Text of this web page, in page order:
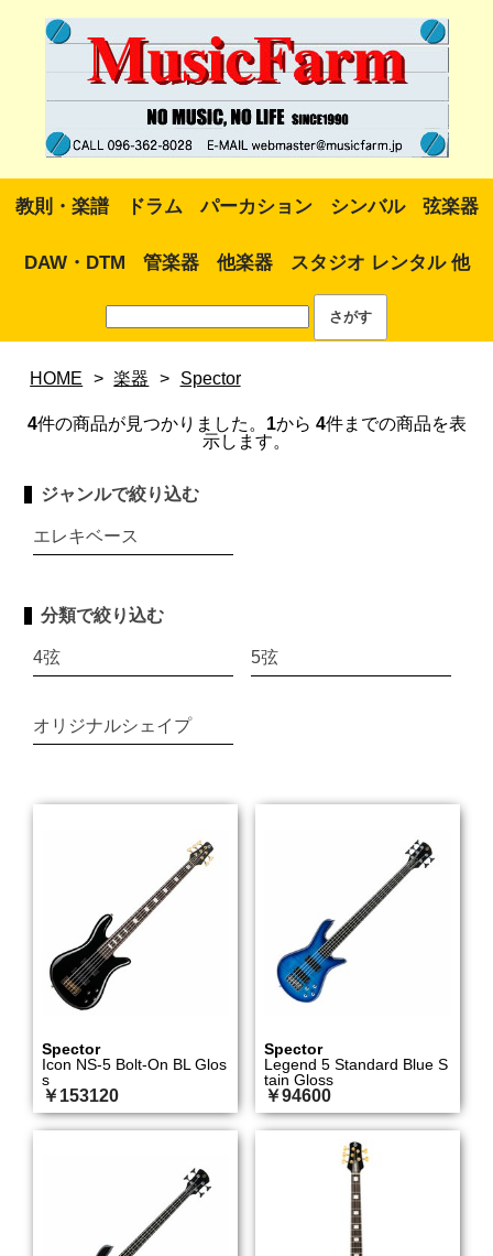
教則・楽譜 ドラム パーカション シンバル 弦楽器
DAW・DTM 管楽器 他楽器 スタジオ レンタル 他
HOME > 楽器 > Spector
4件の商品が見つかりました。 1から 4件までの商品を表
示します。
ジャンルで絞り込む
エレキベース
分類で絞り込む
4弦 5弦
オリジナルシェイプ
Spector
Icon NS-5 Bolt-On BL Glos
s
￥153120
Spector
Legend 5 Standard Blue S
tain Gloss
￥94600